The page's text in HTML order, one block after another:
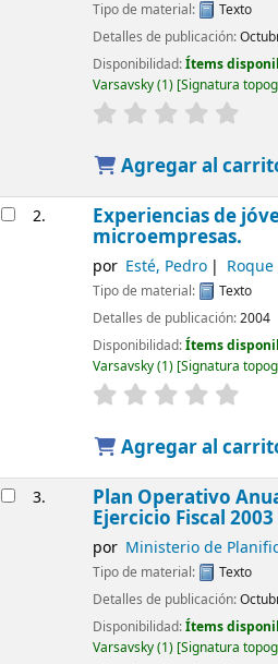
Tipo de material:
Texto
Detalles de publicación:
Disponibilidad:Ítems
Varsavsky(1) Signatura
Agregar al
2. Experiencias de
microempresas.
por Esté, Pedro
Tipo de material:
Texto
Detalles de publicación:2004
Disponibilidad:Ítems
Varsavsky(1) Signatura
Agregar al
3. Plan Operativo
Ejercicio Fiscal 2003
por Ministerio de
Tipo de material:
Texto
Detalles de publicación:
Disponibilidad:Ítems
Varsavsky(1) Signatura